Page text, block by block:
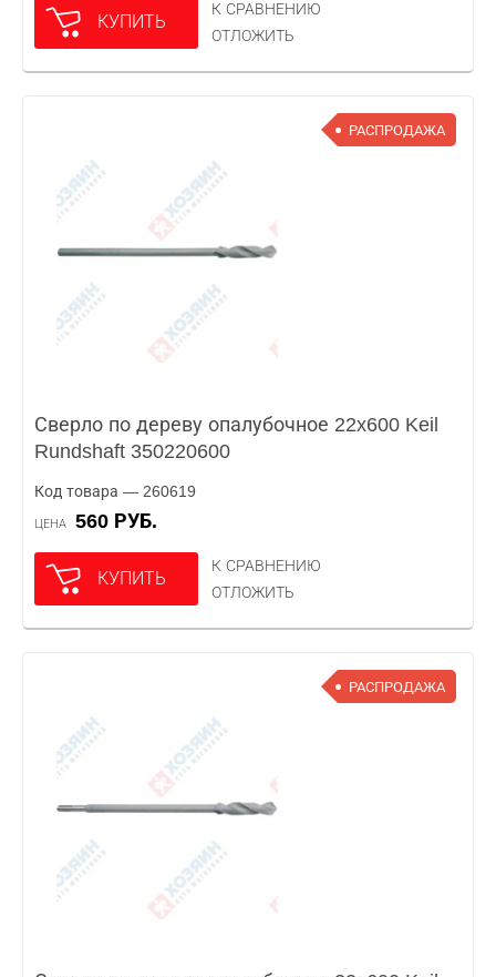
КУПИТЬ
К СРАВНЕНИЮ
ОТЛОЖИТЬ
РАСПРОДАЖА
Сверло по дереву опалубочное 22x600 Keil
Rundshaft 350220600
Код товара — 260619
ЦЕНА 560 РУБ.
КУПИТЬ
К СРАВНЕНИЮ
ОТЛОЖИТЬ
РАСПРОДАЖА